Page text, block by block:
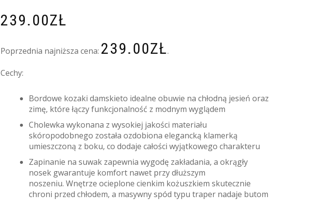
239.00ZŁ
Poprzednia najniższa cena: 239.00ZŁ.
Cechy:
Bordowe kozaki damskieto idealne obuwie na chłodną jesień oraz
zimę, które łączy funkcjonalność z modnym wyglądem
Cholewka wykonana z wysokiej jakości materiału
skóropodobnego została ozdobiona elegancką klamerką
umieszczoną z boku, co dodaje całości wyjątkowego charakteru
Zapinanie na suwak zapewnia wygodę zakładania, a okrągły
nosek gwarantuje komfort nawet przy dłuższym
noszeniu. Wnętrze ocieplone cienkim kożuszkiem skutecznie
chroni przed chłodem, a masywny spód typu traper nadaje butom